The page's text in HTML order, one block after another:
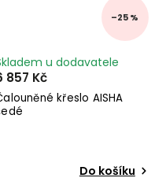
–25 %
křeslo AISHA
u dodavatele
857 Kč
Do košíku